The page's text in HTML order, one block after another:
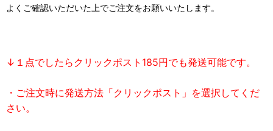
よくご確認いただいた上でご注文をお願いいたします。
↓１点でしたらクリックポスト185円でも発送可能です。
・ご注文時に発送方法「クリックポスト」を選択してくだ
さい。